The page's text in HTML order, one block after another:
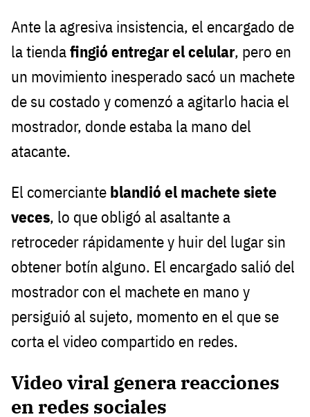
Ante la agresiva insistencia, el encargado de
la tiendafingió entregar el celular, pero en
un movimiento inesperado sacó un machete
de su costado y comenzó a agitarlo hacia el
mostrador, donde estaba la mano del
atacante.
El comerciante blandió el machete siete
veces, lo que obligó al asaltante a
retroceder rápidamente y huir del lugar sin
obtener botín alguno. El encargado salió del
mostrador con el machete en mano y
persiguió al sujeto, momento en el que se
corta el video compartido en redes.
Video viral genera reacciones
en redes sociales